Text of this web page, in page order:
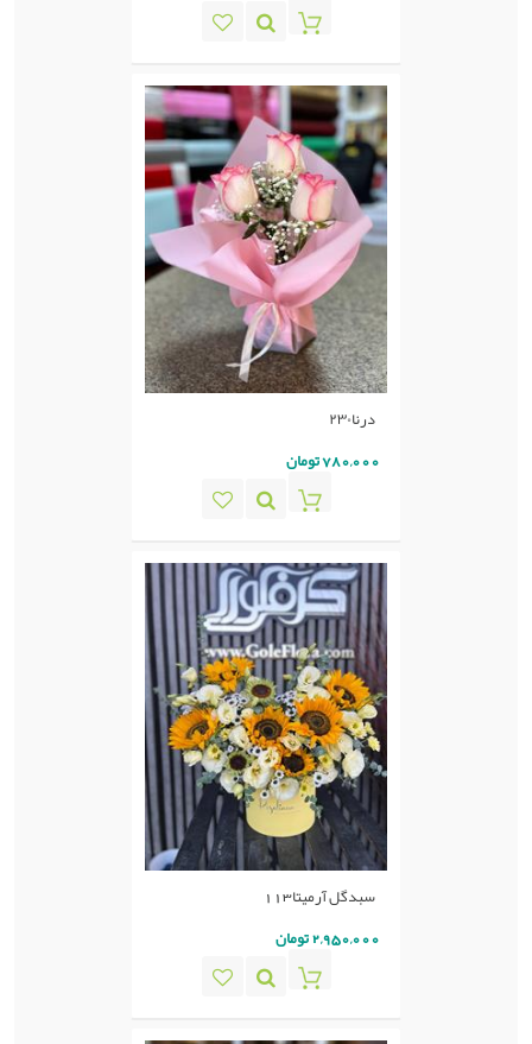
درنا۲۳۰
780,000 تومان
سبدگل آرمیتا113
2,950,000 تومان